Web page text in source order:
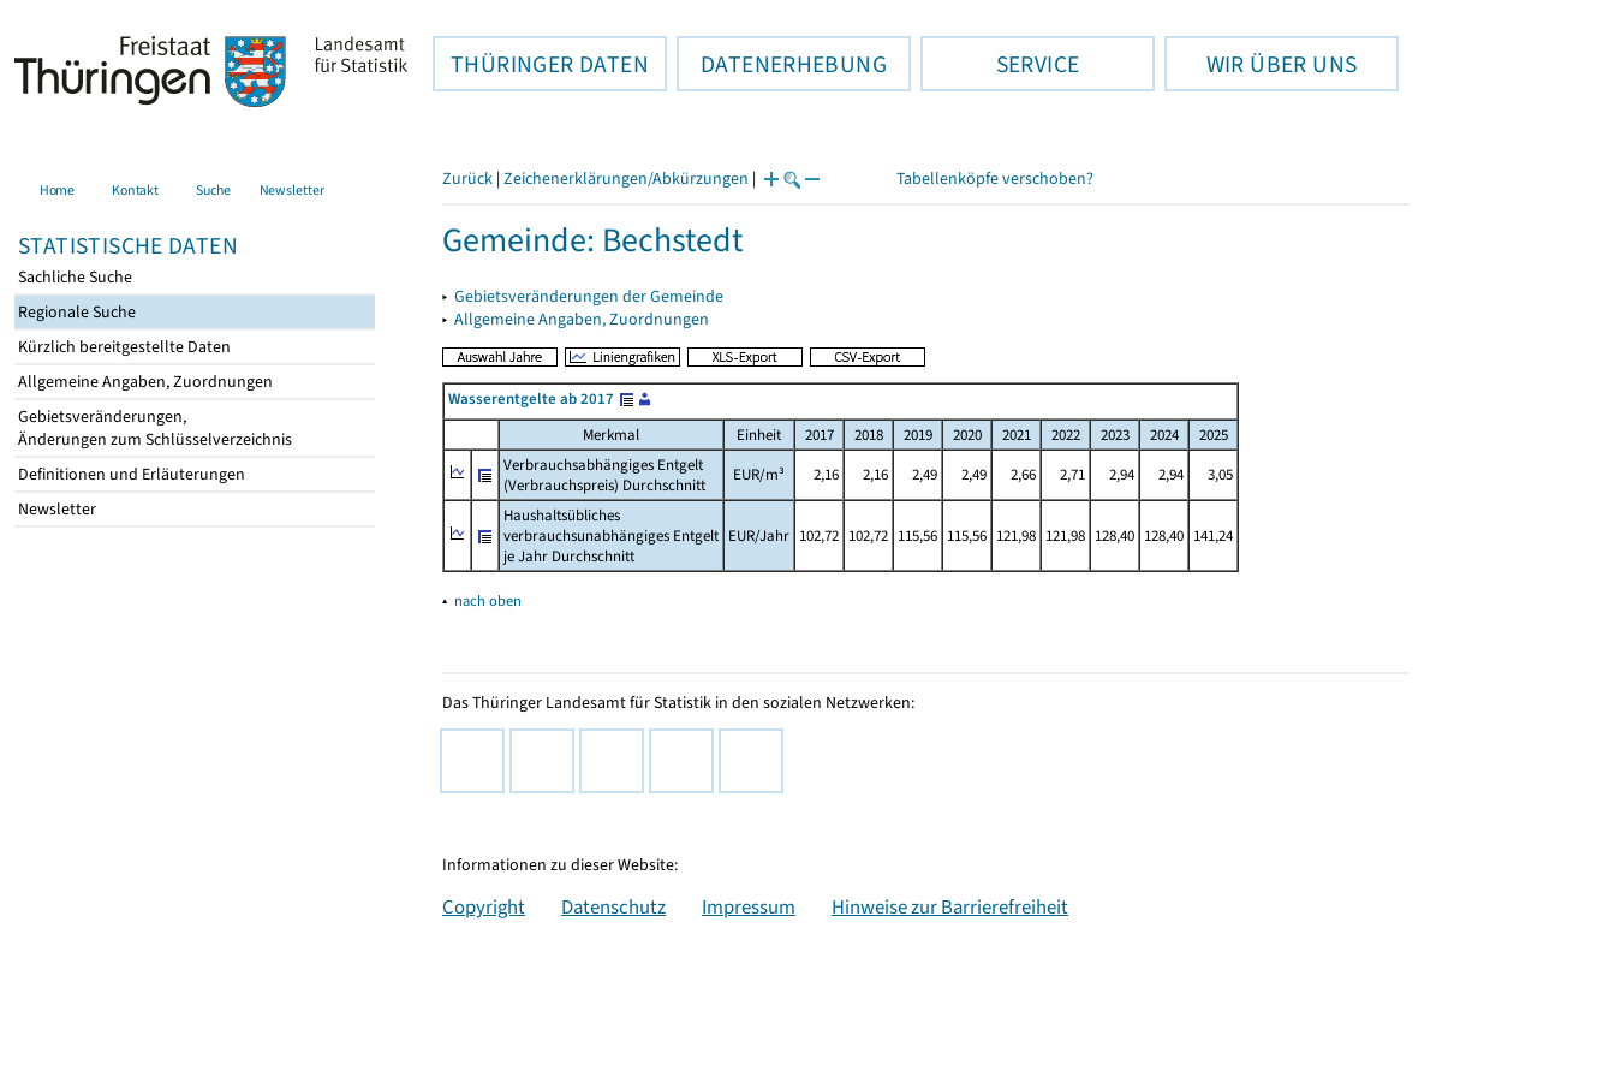
THÜRINGER DATEN DATENERHEBUNG SERVICE WIR ÜBER UNS
Home Kontakt Suche Newsletter
STATISTISCHE DATEN
Sachliche Suche
Regionale Suche
Kürzlich bereitgestellte Daten
Allgemeine Angaben, Zuordnungen
Gebietsveränderungen,
Änderungen zum Schlüsselverzeichnis
Definitionen und Erläuterungen
Newsletter
Zurück | Zeichenerklärungen/Abkürzungen | Tabellenköpfe verschoben?
Gemeinde: Bechstedt
▸ Gebietsveränderungen der Gemeinde
▸ Allgemeine Angaben, Zuordnungen
Wasserentgelte ab 2017
Merkmal
Einheit 2017 2018 2019 2020 2021 2022 2023 2024
2025
Verbrauchsabhängiges Entgelt
(Verbrauchspreis) Durchschnitt
EUR/m³ 2,16 2,16 2,49 2,49 2,66 2,71 2,94 2,94
3,05
Haushaltsübliches
verbrauchsunabhängiges Entgelt
je Jahr Durchschnitt
EUR/Jahr 102,72 102,72 115,56 115,56 121,98 121,98 128,40 128,40 141,24
▴ nach oben
Das Thüringer Landesamt für Statistik in den sozialen Netzwerken:
Informationen zu dieser Website:
Copyright Datenschutz Impressum Hinweise zur Barrierefreiheit